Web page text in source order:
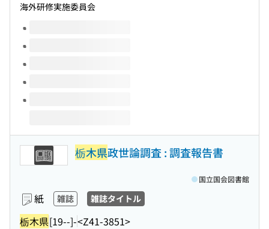
海外研修実施委員会
このタイトルの巻号
栃木県政世論調査 : 調査報告書
紙 雑誌 雑誌タイトル
栃木県[19--]-<Z41-3851>
国立国会図書館